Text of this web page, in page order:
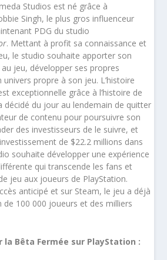
Studios est né grâce à
Singh, le plus gros influenceur
PDG du studio
. Mettant à profit sa connaissance et
le studio souhaite apporter son
jeu, développer ses propres
propre à son jeu. L’histoire
exceptionnelle grâce à l’histoire de
décidé du jour au lendemain de quitter
de contenu pour poursuivre son
des investisseurs de le suivre, et
de $22.2 millions dans
souhaite développer une expérience
qui transcende les fans et
jeu aux joueurs de PlayStation.
anticipé et sur Steam, le jeu a déjà
de 100 000 joueurs et des milliers
Bêta Fermée sur PlayStation :